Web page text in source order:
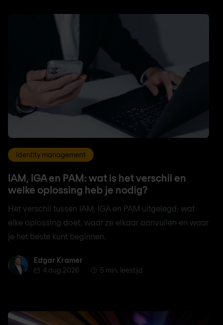
Identity management
IAM, IGA en PAM: wat is het verschil en
welke oplossing heb je nodig?
Het verschil tussen IAM, IGA en PAM uitgelegd: wat
elke oplossing doet, waar ze elkaar aanvullen en waar
je het beste kunt beginnen.
Edgar KramerEdgar Kramer
4 aug 2026
5 min. leestijd